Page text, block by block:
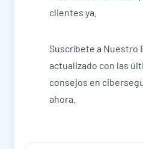
clientes ya.
Suscríbete a Nuestro
actualizado con las
consejos en
ahora.